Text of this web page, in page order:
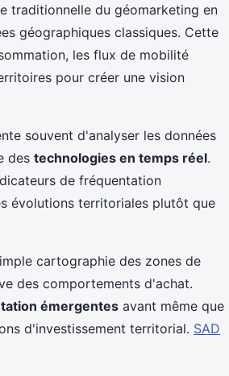
traditionnelle du géomarketing en
géographiques classiques. Cette
les flux de mobilité
pour créer une vision
souvent d'analyser les données
des technologies en temps réel.
de fréquentation
évolutions territoriales plutôt que
cartographie des zones de
des comportements d'achat.
émergentes avant même que
d'investissement territorial. SAD